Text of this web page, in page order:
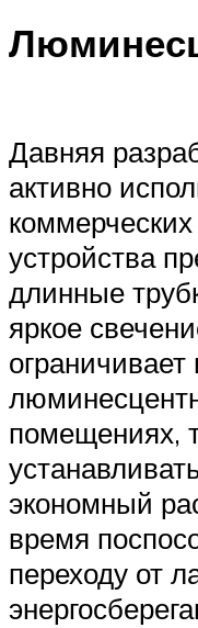
Давняя
активно
устройства
длинные
яркое
помещениях,
экономный
время
переходу от